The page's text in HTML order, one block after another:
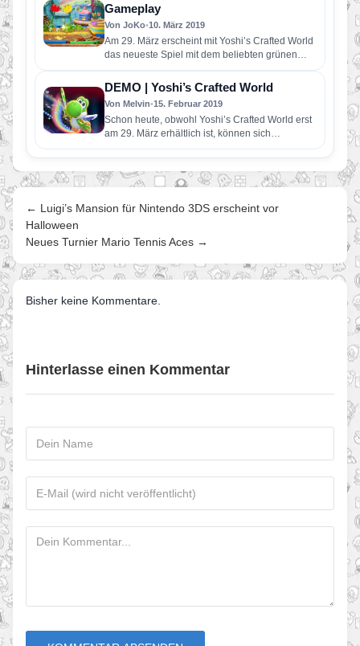
Gameplay
Von JoKo•10. März 2019
Am 29. März erscheint mit Yoshi’s Crafted World
das neueste Spiel mit dem beliebten grünen
Dino in der…
DEMO | Yoshi’s Crafted World
Von Melvin•15. Februar 2019
Schon heute, obwohl Yoshi’s Crafted World erst
am 29. März erhältlich ist, können sich
BesitzerInnen einer Nintendo Switch-Konsole…
← Luigi’s Mansion für Nintendo 3DS erscheint vor
Halloween
Neues Turnier Mario Tennis Aces →
Bisher keine Kommentare.
Hinterlasse einen Kommentar